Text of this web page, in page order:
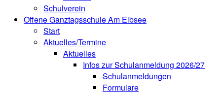
Schulverein
Offene Ganztagsschule Am Elbsee
Start
Aktuelles/Termine
Aktuelles
Infos zur Schulanmeldung 2026/27
Schulanmeldungen
Formulare